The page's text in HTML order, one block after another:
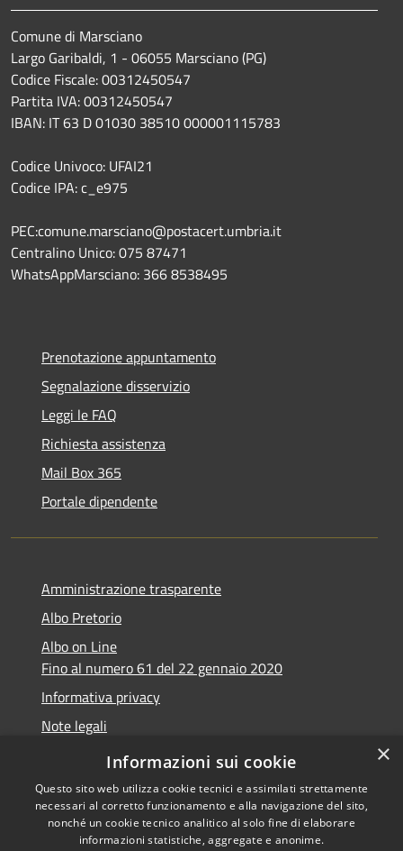
Comune di Marsciano
Largo Garibaldi, 1 - 06055 Marsciano (PG)
Codice Fiscale: 00312450547
Partita IVA: 00312450547
IBAN: IT 63 D 01030 38510 000001115783
Codice Univoco: UFAI21
Codice IPA: c_e975
PEC:comune.marsciano@postacert.umbria.it
Centralino Unico: 075 87471
WhatsAppMarsciano: 366 8538495
Prenotazione appuntamento
Segnalazione disservizio
Leggi le FAQ
Richiesta assistenza
Mail Box 365
Portale dipendente
Amministrazione trasparente
Albo Pretorio
Albo on Line
Fino al numero 61 del 22 gennaio 2020
Informativa privacy
Note legali
Dichiarazione di accessibilità
Copyright © 2026 • Comune di
×
Informazioni sui cookie
Questo sito web utilizza cookie tecnici e assimilati strettamente
necessari al corretto funzionamento e alla navigazione del sito,
nonché un cookie tecnico analitico al solo fine di elaborare
informazioni statistiche, aggregate e anonime.